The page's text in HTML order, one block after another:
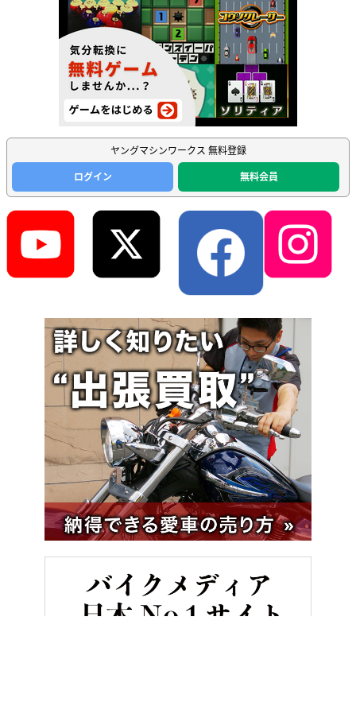
ヤングマシンワークス 無料登録
ログイン
無料会員